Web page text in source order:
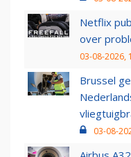
Netflix
over
03-08-2026,
Brussel
03-08-